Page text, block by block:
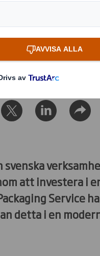
i den
historisk
området
att investera i
Service
detta i en